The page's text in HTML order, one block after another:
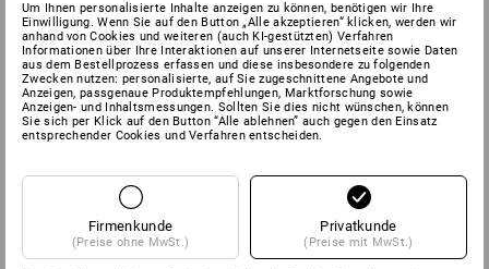
SERVICE 02 400 27 64
SERVICE
UNTERNEHMEN
INFORMATIONEN
Um Ihnen personalisierte Inhalte anzeigen zu können, benötigen wir Ihre
Einwilligung. Wenn Sie auf den Button „Alle akzeptieren“ klicken, werden wir
anhand von Cookies und weiteren (auch KI-gestützten) Verfahren
Informationen über Ihre Interaktionen auf unserer Internetseite sowie Daten
aus dem Bestellprozess erfassen und diese insbesondere zu folgenden
Zwecken nutzen: personalisierte, auf Sie zugeschnittene Angebote und
Anzeigen, passgenaue Produktempfehlungen, Marktforschung sowie
Anzeigen- und Inhaltsmessungen. Sollten Sie dies nicht wünschen, können
Sie sich per Klick auf den Button “Alle ablehnen” auch gegen den Einsatz
entsprechender Cookies und Verfahren entscheiden.
Firmenkunde
(Preise ohne MwSt.)
Privatkunde
(Preise mit MwSt.)